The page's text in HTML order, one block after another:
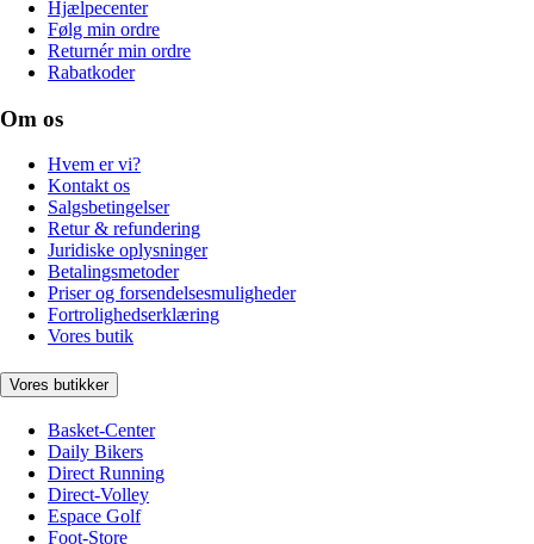
Hjælpecenter
Følg min ordre
Returnér min ordre
Rabatkoder
Om os
Hvem er vi?
Kontakt os
Salgsbetingelser
Retur & refundering
Juridiske oplysninger
Betalingsmetoder
Priser og forsendelsesmuligheder
Fortrolighedserklæring
Vores butik
Vores butikker
Basket-Center
Daily Bikers
Direct Running
Direct-Volley
Espace Golf
Foot-Store